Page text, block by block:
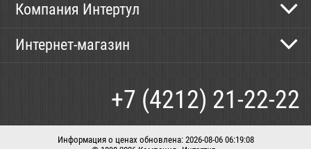
Компания Интертул
Новости
Интернет-магазин
Доставка
+7 (4212) 21-22-22
Информация о ценах обновлена: 2026-08-06 06:19:08